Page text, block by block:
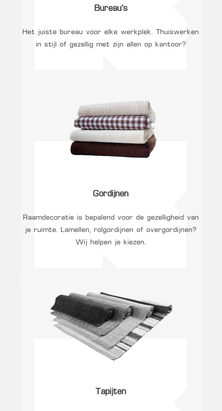
Bureau’s
Het juiste bureau voor elke werkplek. Thuiswerken
in stijl of gezellig met zijn allen op kantoor?
Gordijnen
Raamdecoratie is bepalend voor de gezelligheid van
je ruimte. Lamellen, rolgordijnen of overgordijnen?
Wij helpen je kiezen.
Tapijten